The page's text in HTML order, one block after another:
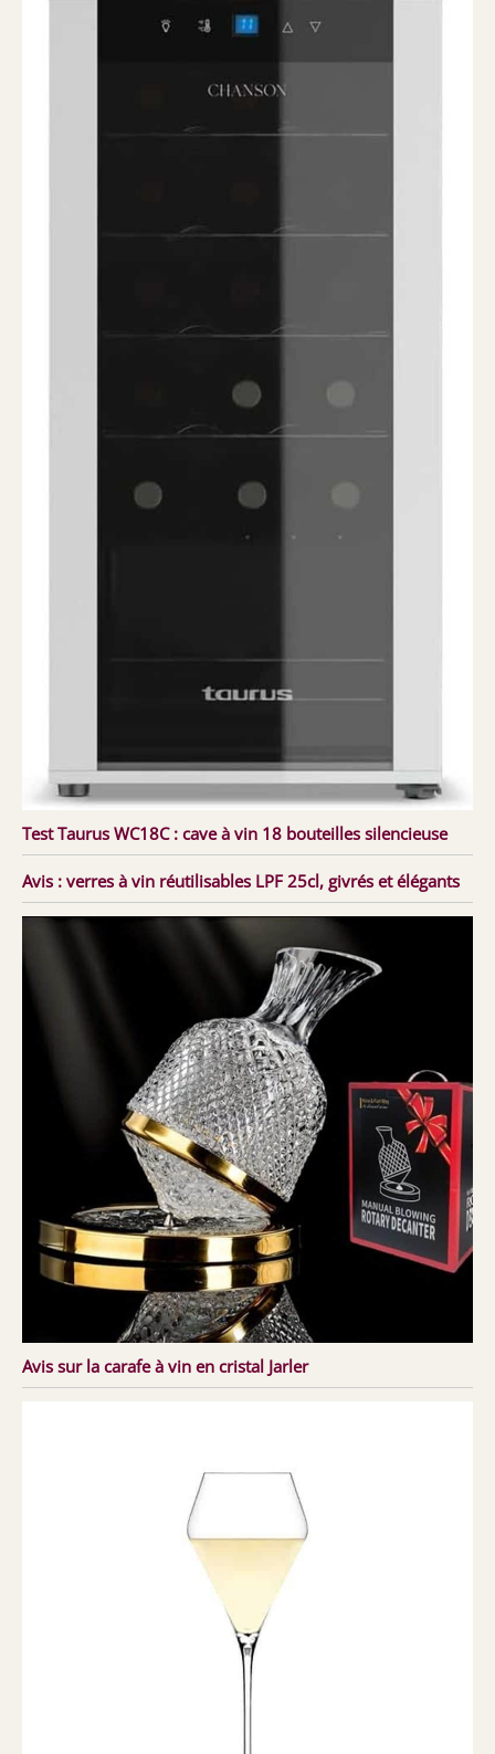
Test Taurus WC18C : cave à vin 18 bouteilles silencieuse
Avis : verres à vin réutilisables LPF 25cl, givrés et élégants
Avis sur la carafe à vin en cristal Jarler